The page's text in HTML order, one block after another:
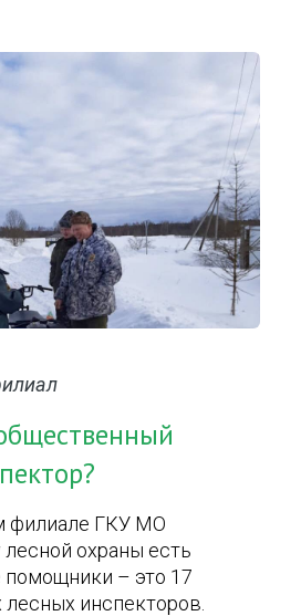
филиале ГКУ МО
охраны есть
– это 17
инспекторов.